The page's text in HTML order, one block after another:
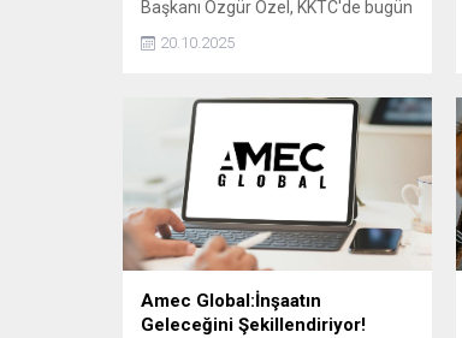
Başkanı Özgür Özel, KKTC'de bugün
seçimlerini, gayriresmi sonuçlara
kazanan kardeş partimiz CTP'nin
lideri, çok değerli dostum Sayın
Tufan Erhürman'ı yürekten
kutluyorum dedi.
20.10.2025
Amec Global:İnşaatın
Geleceğini Şekillendiriyor!